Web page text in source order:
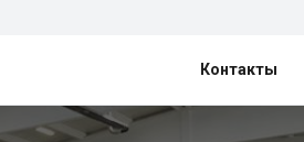
Контакты